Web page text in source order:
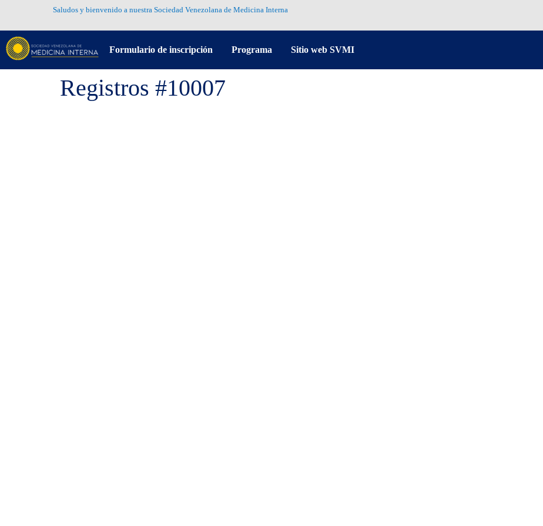
Saludos y bienvenido a nuestra Sociedad Venezolana de Medicina Interna
Formulario de inscripción Programa Sitio web SVMI
Registros #10007